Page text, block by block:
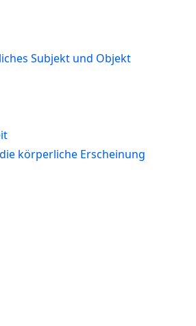
Subjekt und Objekt
körperliche Erscheinung